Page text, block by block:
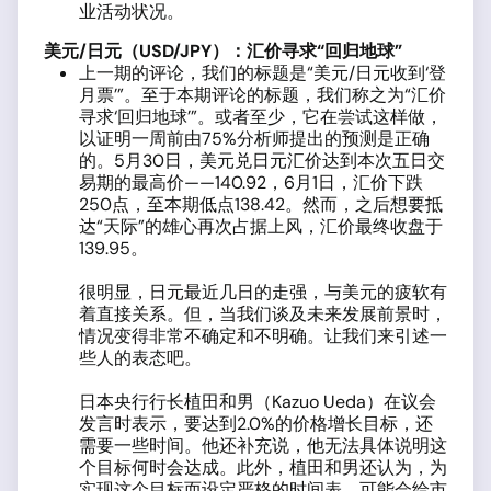
业活动状况。
美元/日元（USD/JPY）：汇价寻求“回归地球”
上一期的评论，我们的标题是“美元/日元收到‘登
月票’”。至于本期评论的标题，我们称之为“汇价
寻求‘回归地球’”。或者至少，它在尝试这样做，
以证明一周前由75%分析师提出的预测是正确
的。5月30日，美元兑日元汇价达到本次五日交
易期的最高价——140.92，6月1日，汇价下跌
250点，至本期低点138.42。然而，之后想要抵
达“天际”的雄心再次占据上风，汇价最终收盘于
139.95。
很明显，日元最近几日的走强，与美元的疲软有
着直接关系。但，当我们谈及未来发展前景时，
情况变得非常不确定和不明确。让我们来引述一
些人的表态吧。
日本央行行长植田和男（Kazuo Ueda）在议会
发言时表示，要达到2.0%的价格增长目标，还
需要一些时间。他还补充说，他无法具体说明这
个目标何时会达成。此外，植田和男还认为，为